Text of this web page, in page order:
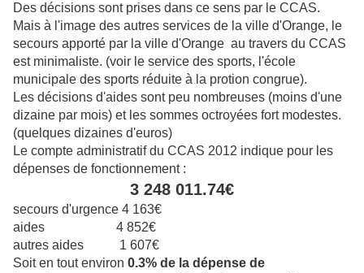
Des décisions sont prises dans ce sens par le CCAS.
Mais à l'image des autres services de la ville d'Orange, le
secours apporté par la ville d'Orange au travers du CCAS
est minimaliste. (voir le service des sports, l'école
municipale des sports réduite à la protion congrue).
Les décisions d'aides sont peu nombreuses (moins d'une
dizaine par mois) et les sommes octroyées fort modestes.
(quelques dizaines d'euros)
Le compte administratif du CCAS 2012 indique pour les
dépenses de fonctionnement :
3 248 011.74€
secours d'urgence 4 163€
aides 4 852€
autres aides 1 607€
Soit en tout environ 0.3% de la dépense de